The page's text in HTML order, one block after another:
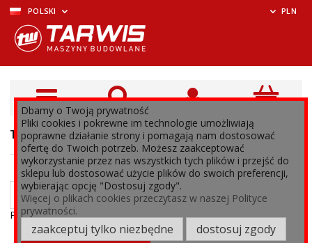
POLSKI PLN
TEST
Powered by Translate
Dbamy o Twoją prywatność
Pliki cookies i pokrewne im technologie umożliwiają
poprawne działanie strony i pomagają nam dostosować
ofertę do Twoich potrzeb. Możesz zaakceptować
wykorzystanie przez nas wszystkich tych plików i przejść do
sklepu lub dostosować użycie plików do swoich preferencji,
wybierając opcję "Dostosuj zgody".
Więcej o plikach cookies przeczytasz w naszej Polityce
prywatności.
zaakceptuj tylko niezbędne
dostosuj zgody